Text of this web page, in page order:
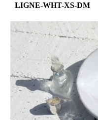
LIGNE-WHT-XS-DM